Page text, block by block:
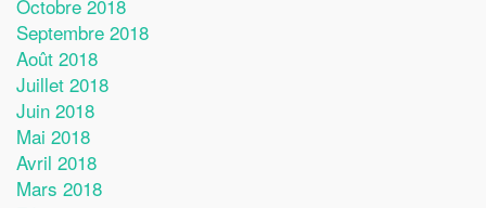
Octobre 2018
Septembre 2018
Août 2018
Juillet 2018
Juin 2018
Mai 2018
Avril 2018
Mars 2018